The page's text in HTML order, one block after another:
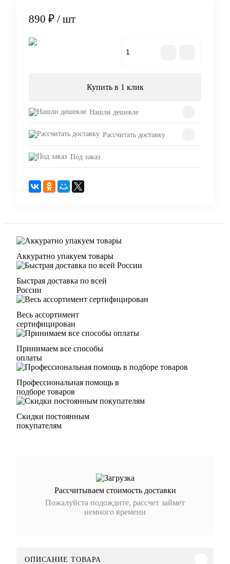
890 ₽ / шт
Купить в 1 клик
Нашли дешевле
Рассчитать доставку
Под заказ
Аккуратно упакуем товары
Быстрая доставка по всей
России
Весь ассортимент
сертифицирован
Принимаем все способы
оплаты
Профессиональная помощь в
подборе товаров
Скидки постоянным
покупателям
Рассчитываем стоимость доставки
Пожалуйста подождите, рассчет займет
немного времени
ОПИСАНИЕ ТОВАРА